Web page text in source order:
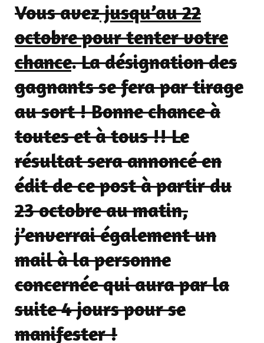
Vous avezjusqu’au 22
octobre pour tenter votre
chance. La désignation des
gagnants se fera par tirage
au sort ! Bonne chance à
toutes et à tous !! Le
résultat sera annoncé en
édit de ce postà partir du
23 octobreau matin,
j’enverrai également un
mail à la personne
concernée qui aura par la
suite 4 jours pour se
manifester !